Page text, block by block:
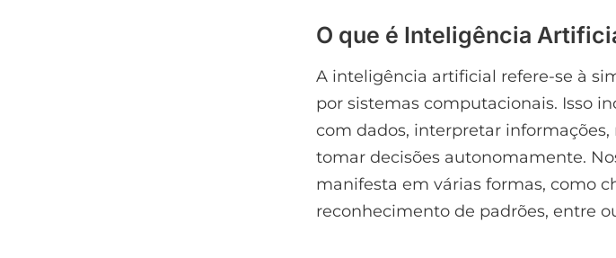
O que é Inteligência
A inteligência artificial refere-se à
por sistemas computacionais. Isso
com dados, interpretar informações,
tomar decisões autonomamente.
manifesta em várias formas, como
reconhecimento de padrões, entre